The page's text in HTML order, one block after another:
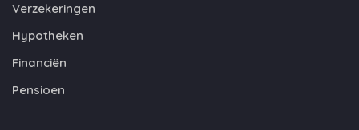
Verzekeringen
Hypotheken
Financiën
Pensioen